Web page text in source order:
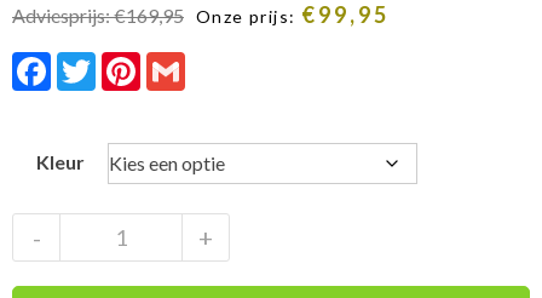
Adviesprijs:€169,95 Onze prijs: €99,95
Facebook
TwitterPinterest
Kleur
RedSter
L
+
-